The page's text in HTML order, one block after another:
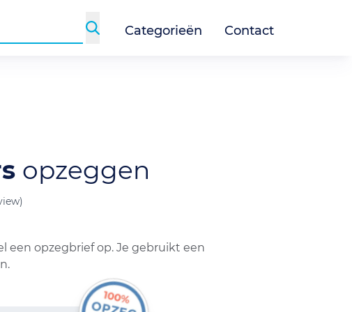
Categorieën Contact
opzeggen
een opzegbrief op. Je gebruikt een